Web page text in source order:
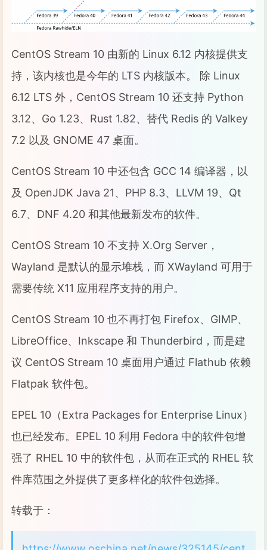
CentOS Stream 10 由新的 Linux 6.12 内核提供支
持，该内核也是今年的 LTS 内核版本。 除 Linux
6.12 LTS 外，CentOS Stream 10 还支持 Python
3.12、Go 1.23、Rust 1.82、替代 Redis 的 Valkey
7.2 以及 GNOME 47 桌面。
CentOS Stream 10 中还包含 GCC 14 编译器，以
及 OpenJDK Java 21、PHP 8.3、LLVM 19、Qt
6.7、DNF 4.20 和其他最新发布的软件。
CentOS Stream 10 不支持 X.Org Server，
Wayland 是默认的显示堆栈，而 XWayland 可用于
需要传统 X11 应用程序支持的用户。
CentOS Stream 10 也不再打包 Firefox、GIMP、
LibreOffice、Inkscape 和 Thunderbird，而是建
议 CentOS Stream 10 桌面用户通过 Flathub 依赖
Flatpak 软件包。
EPEL 10（Extra Packages for Enterprise Linux）
也已经发布。EPEL 10 利用 Fedora 中的软件包增
强了 RHEL 10 中的软件包，从而在正式的 RHEL 软
件库范围之外提供了更多样化的软件包选择。
转载于：